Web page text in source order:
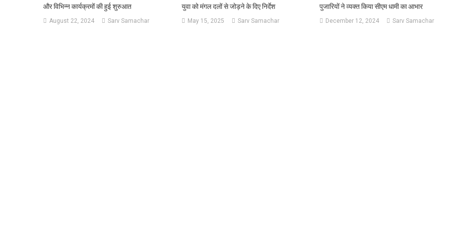
और विभिन्न कार्यक्रमों की हुई शुरुआत
August 22, 2024 Sarv Samachar
युवा को मंगल दलों से जोड़ने के दिए निर्देश
May 15, 2025 Sarv Samachar
पुजारियों ने व्यक्त किया सीएम धामी का आभार
December 12, 2024 Sarv Samachar